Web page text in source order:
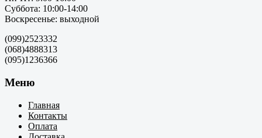
Суббота: 10:00-14:00
Воскресенье: выходной
(099)2523332
(068)4888313
(095)1236366
Меню
Главная
Контакты
Оплата